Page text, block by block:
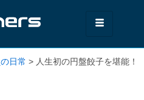
日常 > 人生初の円盤餃子を堪能！